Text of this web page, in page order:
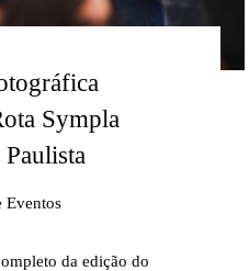
Sympla
Eventos
da edição do